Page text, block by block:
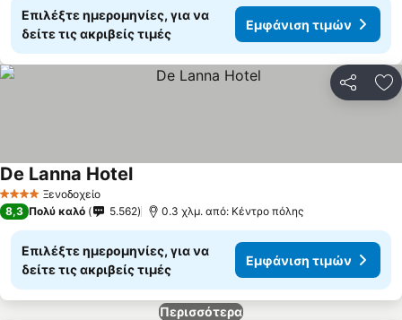
Επιλέξτε ημερομηνίες, για να
δείτε τις ακριβείς τιμές
Εμφάνιση τιμών
4 ΑστέριαΞενοδοχείο
De Lanna Hotel
8,3 Πολύ καλό 5.562 0.3 χλμ. από: Κέντρο πόλης
Επιλέξτε ημερομηνίες, για να
δείτε τις ακριβείς τιμές
Εμφάνιση τιμών
Περισσότερα